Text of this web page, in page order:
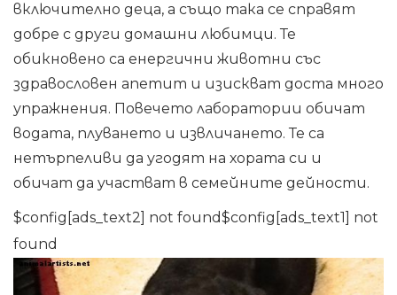
включително деца, а също така се справят
добре с други домашни любимци. Те
обикновено са енергични животни със
здравословен апетит и изискват доста много
упражнения. Повечето лаборатории обичат
водата, плуването и извличането. Те са
нетърпеливи да угодят на хората си и
обичат да участват в семейните дейности.
$config[ads_text2] not found$config[ads_text1] not
found